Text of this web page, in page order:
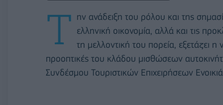
Τ ην ανάδειξη του ρόλου και της
ελληνική οικονομία, αλλά και τις
τη μελλοντική του πορεία, εξετάζει η
προοπτικές τoυ κλάδου μισθώσεων
Συνδέσμου Τουριστικών Επιχειρήσεων